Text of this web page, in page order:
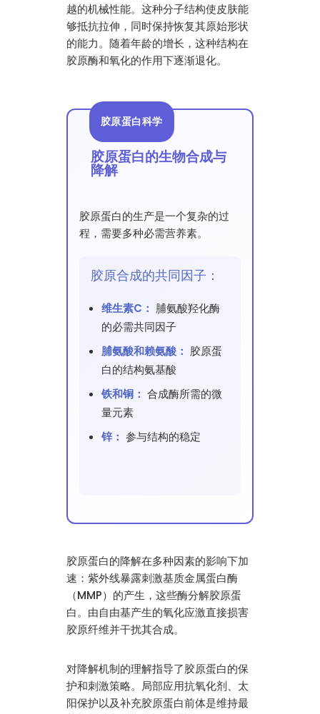
越的机械性能。这种分子结构使皮肤能
够抵抗拉伸，同时保持恢复其原始形状
的能力。随着年龄的增长，这种结构在
胶原酶和氧化的作用下逐渐退化。
胶原蛋白科学
胶原蛋白的生物合成与
降解
胶原蛋白的生产是一个复杂的过
程，需要多种必需营养素。
胶原合成的共同因子：
维生素C： 脯氨酸羟化酶
的必需共同因子
脯氨酸和赖氨酸： 胶原蛋
白的结构氨基酸
铁和铜： 合成酶所需的微
量元素
锌： 参与结构的稳定
胶原蛋白的降解在多种因素的影响下加
速：紫外线暴露刺激基质金属蛋白酶
（MMP）的产生，这些酶分解胶原蛋
白。由自由基产生的氧化应激直接损害
胶原纤维并干扰其合成。
对降解机制的理解指导了胶原蛋白的保
护和刺激策略。局部应用抗氧化剂、太
阳保护以及补充胶原蛋白前体是维持最